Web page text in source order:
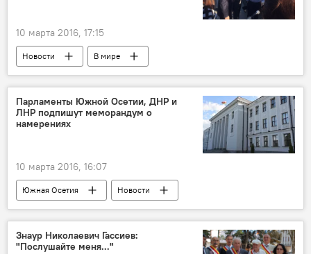
10 марта 2016, 17:15
Новости
В мире
Четверо граждан Южной Осетии вышли из грузинских тюрем
Парламенты Южной Осетии, ДНР и
ЛНР подпишут меморандум о
намерениях
10 марта 2016, 16:07
Южная Осетия Новости
Знаур Николаевич Гассиев:
"Послушайте меня..."